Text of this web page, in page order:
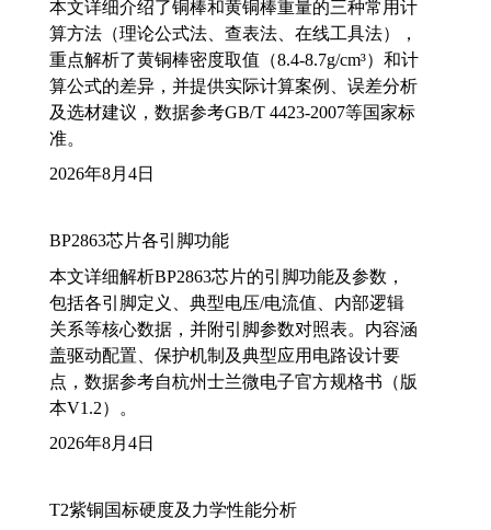
本文详细介绍了铜棒和黄铜棒重量的三种常用计
算方法（理论公式法、查表法、在线工具法），
重点解析了黄铜棒密度取值（8.4-8.7g/cm³）和计
算公式的差异，并提供实际计算案例、误差分析
及选材建议，数据参考GB/T 4423-2007等国家标
准。
2026年8月4日
BP2863芯片各引脚功能
本文详细解析BP2863芯片的引脚功能及参数，
包括各引脚定义、典型电压/电流值、内部逻辑
关系等核心数据，并附引脚参数对照表。内容涵
盖驱动配置、保护机制及典型应用电路设计要
点，数据参考自杭州士兰微电子官方规格书（版
本V1.2）。
2026年8月4日
T2紫铜国标硬度及力学性能分析